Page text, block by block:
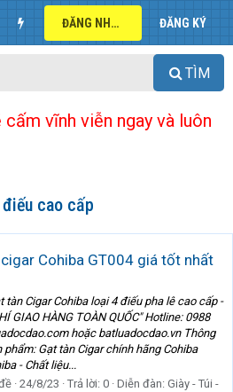
ĐĂNG NHẬP ĐĂNG KÝ
TÌM
vĩnh viễn ngay và luôn
cao cấp
Cohiba GT004 giá tốt nhất
tàn Cigar Cohiba loại 4 điếu pha lê cao cấp -
GIAO HÀNG TOÀN QUỐC" Hotline: 0988
hoặc batluadocdao.vn Thông
phẩm: Gạt tàn Cigar chính hãng Cohiba
- Chất liệu...
24/8/23 Trả lời: 0 Diễn đàn: Giày - Túi -